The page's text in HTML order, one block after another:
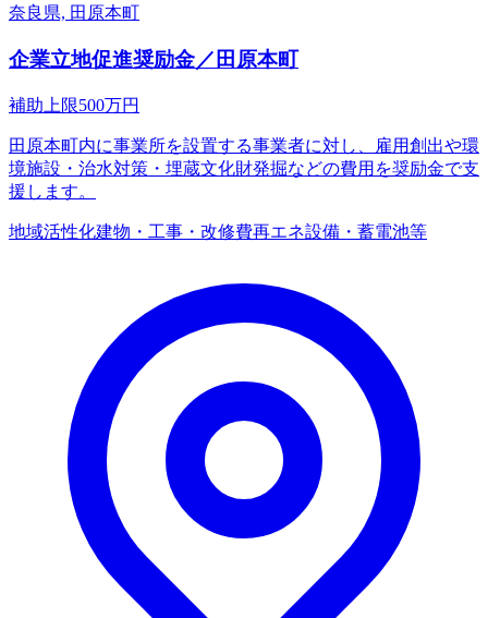
奈良県, 田原本町
企業立地促進奨励金／田原本町
補助上限500万円
田原本町内に事業所を設置する事業者に対し、雇用創出や環
境施設・治水対策・埋蔵文化財発掘などの費用を奨励金で支
援します。
地域活性化建物・工事・改修費再エネ設備・蓄電池等